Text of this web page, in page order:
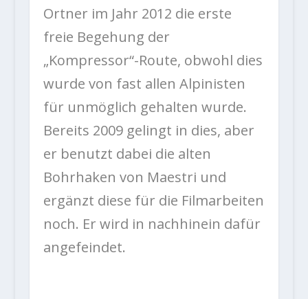
Ortner im Jahr 2012 die erste
freie Begehung der
„Kompressor“-Route, obwohl dies
wurde von fast allen Alpinisten
für unmöglich gehalten wurde.
Bereits 2009 gelingt in dies, aber
er benutzt dabei die alten
Bohrhaken von Maestri und
ergänzt diese für die Filmarbeiten
noch. Er wird in nachhinein dafür
angefeindet.